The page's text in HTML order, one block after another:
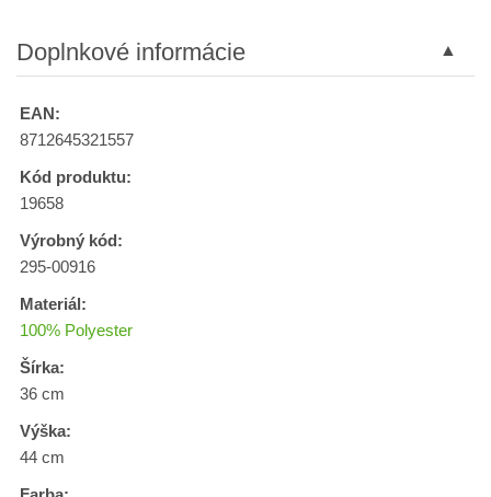
Doplnkové informácie
EAN:
8712645321557
Kód produktu:
19658
Výrobný kód:
295-00916
Materiál:
100% Polyester
Šírka:
36 cm
Výška:
44 cm